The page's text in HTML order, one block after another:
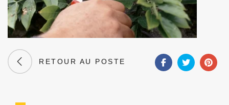
RETOUR AU POSTE